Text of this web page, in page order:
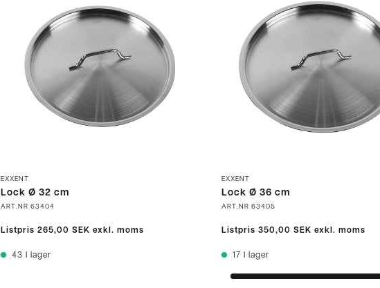
EXXENT
Lock Ø 32 cm
ART.NR 63404
Listpris 265,00 SEK exkl. moms
43 I lager
EXXENT
Lock Ø 36 cm
ART.NR 63405
Listpris 350,00 SEK exkl. moms
17 I lager